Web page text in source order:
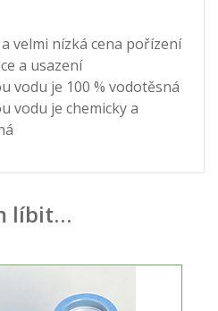
velmi nízká cena pořízení
a usazení
vodu je 100 % vodotěsná
vodu je chemicky a
líbit…